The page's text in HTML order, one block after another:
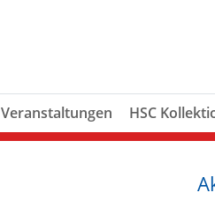
Veranstaltungen HSC